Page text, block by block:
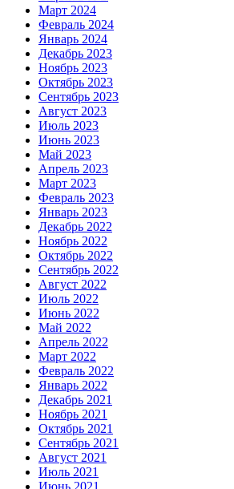
Март 2024
Февраль 2024
Январь 2024
Декабрь 2023
Ноябрь 2023
Октябрь 2023
Сентябрь 2023
Август 2023
Июль 2023
Июнь 2023
Май 2023
Апрель 2023
Март 2023
Февраль 2023
Январь 2023
Декабрь 2022
Ноябрь 2022
Октябрь 2022
Сентябрь 2022
Август 2022
Июль 2022
Июнь 2022
Май 2022
Апрель 2022
Март 2022
Февраль 2022
Январь 2022
Декабрь 2021
Ноябрь 2021
Октябрь 2021
Сентябрь 2021
Август 2021
Июль 2021